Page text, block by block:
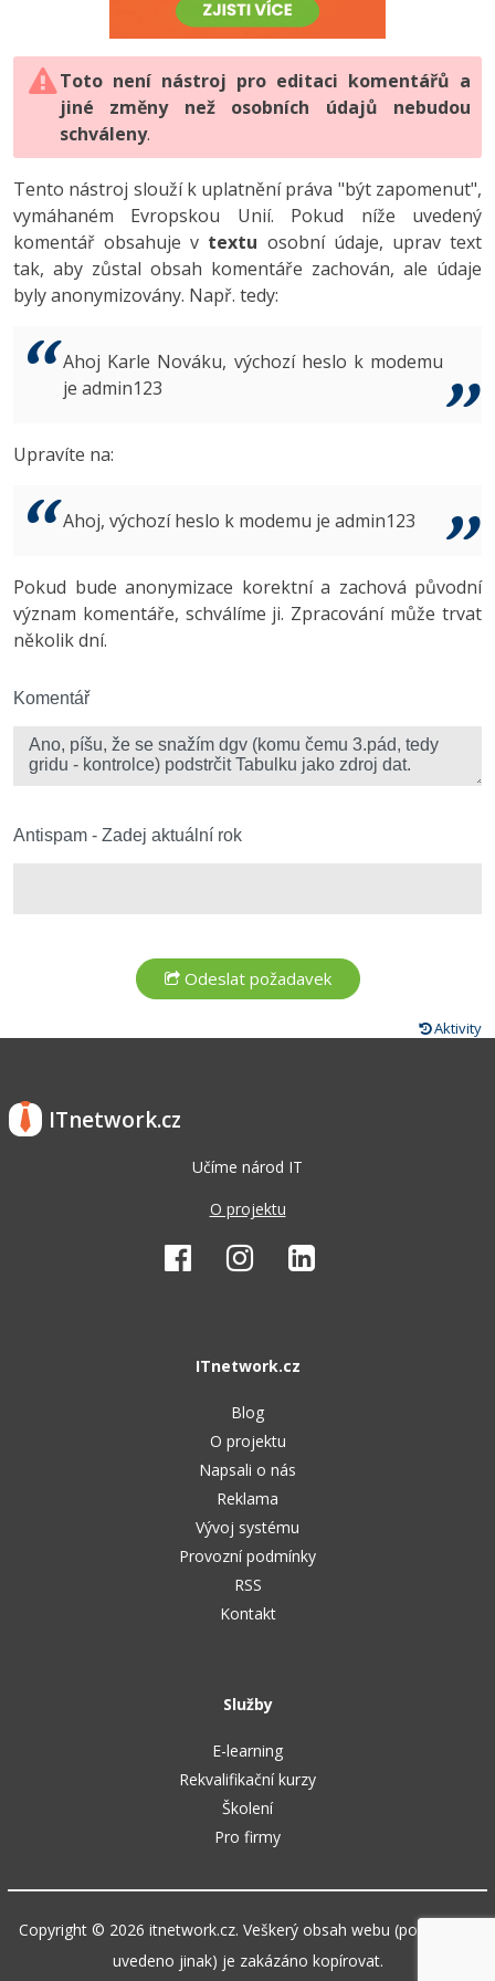
HTML5, CSS3, Bootstrap, SEO
SQL a databáze
Testování a verzování
UML a návrhové vzory
React
Spring
ASP.NET MVC
Best practices
PHP
JavaScript
Python
HTML / CSS
UML a návrhové vzory
MySQL/MariaDB
MS-SQL
Vývojář mobilních aplikací
C# Game developer
Tester
Systémový administrátor
3D grafik
Copywriter
WordPress specialista
-80%
JavaScript -80%
PHP -80%
Swift -80%
Kotlin -80%
VB.NET
Algoritmy -41%
Umělá inteligence (AI) -10%
Fórum
Digitální gramotnost
Marketing
WordPress
SEO
UX
Business
Copywriting
Windows
Kybernetická bezpečnost
Photoshop -80%
Adobe Illustrator -80%
Adobe Lightroom
Adobe XD
Adobe InDesign -25%
Adobe After Effects
Inkscape
Fórum
Toto není nástroj pro editaci komentářů a
jiné změny než osobních údajů nebudou
schváleny.
Tento nástroj slouží k uplatnění práva "být zapomenut",
vymáhaném Evropskou Unií. Pokud níže uvedený
komentář obsahuje v textu osobní údaje, uprav text
tak, aby zůstal obsah komentáře zachován, ale údaje
byly anonymizovány. Např. tedy:
Ahoj Karle Nováku, výchozí heslo k modemu
je admin123
Upravíte na:
Ahoj, výchozí heslo k modemu je admin123
Pokud bude anonymizace korektní a zachová původní
význam komentáře, schválíme ji. Zpracování může trvat
několik dní.
Komentář
Antispam - Zadej aktuální rok
Aktivity
ITnetwork.cz
Učíme národ IT
O projektu
ITnetwork.cz
Blog
O projektu
Napsali o nás
Reklama
Vývoj systému
Provozní podmínky
RSS
Kontakt
Služby
E-learning
Rekvalifikační kurzy
Školení
Pro firmy
Copyright © 2026 itnetwork.cz. Veškerý obsah webu (pokud není
uvedeno jinak) je zakázáno kopírovat.